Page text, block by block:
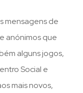
mensagens de
anónimos que
alguns jogos,
Social e
mais novos,